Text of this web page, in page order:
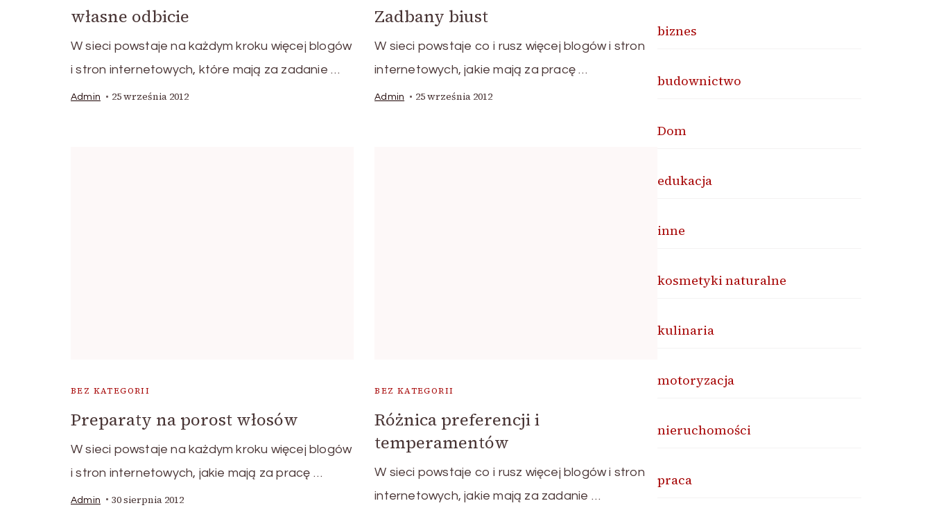
własne odbicie
W sieci powstaje na każdym kroku więcej blogów
i stron internetowych, które mają za zadanie …
Admin 25 września 2012
Zadbany biust
W sieci powstaje co i rusz więcej blogów i stron
internetowych, jakie mają za pracę …
Admin 25 września 2012
BEZ KATEGORII
Preparaty na porost włosów
W sieci powstaje na każdym kroku więcej blogów
i stron internetowych, jakie mają za pracę …
Admin 30 sierpnia 2012
BEZ KATEGORII
Różnica preferencji i
temperamentów
W sieci powstaje co i rusz więcej blogów i stron
internetowych, jakie mają za zadanie …
biznes
budownictwo
Dom
edukacja
inne
kosmetyki naturalne
kulinaria
motoryzacja
nieruchomości
praca